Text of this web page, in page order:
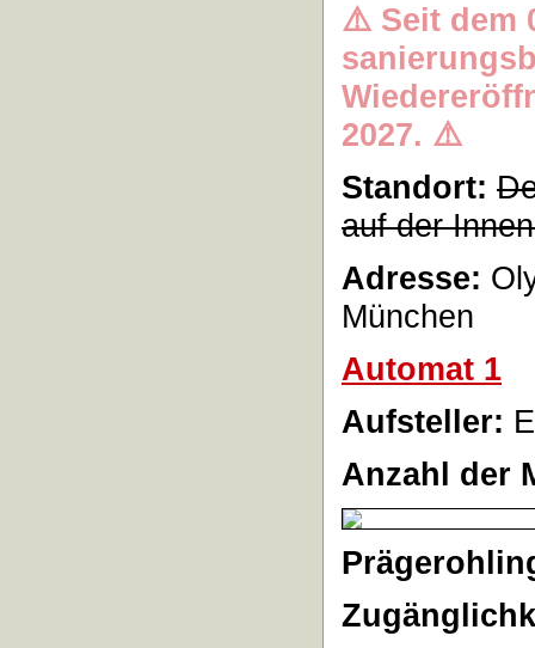
⚠️ Seit dem
2027. ⚠️
Standort:
auf der
Adresse:
München
Automat 1
Aufsteller:
Anzahl der